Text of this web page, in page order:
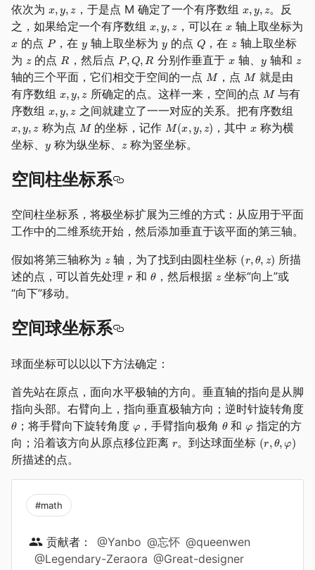
依次为
，于是点 M 确定了一个有序数组
。反
之，如果给定一个有序数组
，可以在
轴上取坐标为
的点
，在 轴上取坐标为 的点 ，在
轴上取坐标
为
的点 ，然后点 分别作垂直于 轴、
轴和
轴的三个平面，它们相交于空间的一点
，点
就是由
有序数组
所确定的点。这样一来，空间的点
与有
序数组
之间就建立了一一对应的关系。把有序数组
称为点
的坐标，记作 ，其中
称为横
坐标、
称为纵坐标、 称为竖坐标。
空间柱坐标系
空间柱坐标系，将极坐标扩展为三维的方式：从应用于平面
工作中的二维系统开始，然后添加垂直于该平面的第三轴。
假如将第三轴称为
轴，为了找到由圆柱坐标
所描
述的点，可以首先处理
和 ，然后根据
坐标“向上”或
“向下”移动。
空间球坐标系
球面坐标可以以以下方法确定：
首先站在原点，面向水平极轴的方向。垂直轴的指向是从脚
指向头部。右臂向上，指向垂直极轴方向；逆时针旋转角度
；将手臂向下旋转角度
，手臂指向极角 和
指定的方
向；沿着该方向从原点移位距离
。到达球面坐标
所描述的点。
#math
贡献者： @Yanbo @忘怀 @queenwen
@Legendary-Zeraora @Great-designer